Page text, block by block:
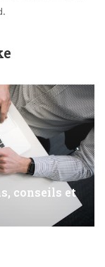
conseils et